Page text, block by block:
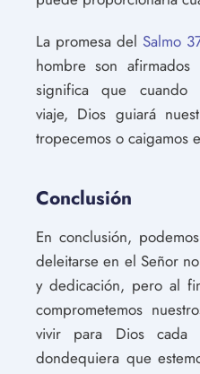
La promesa del Salmo
hombre son
significa que cuando
viaje, Dios guiará
tropecemos o caigamos
Conclusión
En conclusión,
deleitarse en el Señor
y dedicación, pero al
comprometemos
vivir para Dios cada
dondequiera que